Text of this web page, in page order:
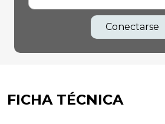
Conectarse
FICHA TÉCNICA